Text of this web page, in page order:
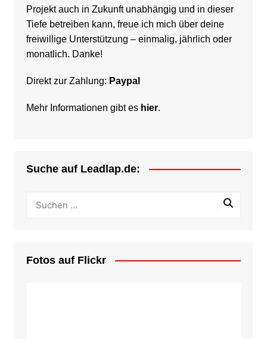
Projekt auch in Zukunft unabhängig und in dieser
Tiefe betreiben kann, freue ich mich über deine
freiwillige Unterstützung – einmalig, jährlich oder
monatlich. Danke!
Direkt zur Zahlung: Paypal
Mehr Informationen gibt es hier.
Suche auf Leadlap.de:
Fotos auf Flickr